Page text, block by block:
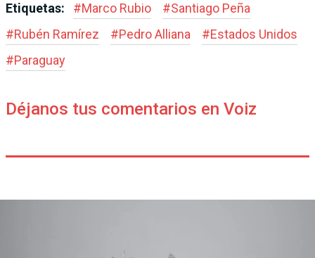
Etiquetas: #Marco Rubio #Santiago Peña
#Rubén Ramírez #Pedro Alliana #Estados Unidos
#Paraguay
Déjanos tus comentarios en Voiz